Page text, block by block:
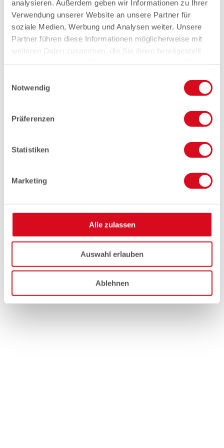
analysieren. Außerdem geben wir Informationen zu Ihrer
Verwendung unserer Website an unsere Partner für
soziale Medien, Werbung und Analysen weiter. Unsere
Partner führen diese Informationen möglicherweise mit
weiteren Daten zusammen, die Sie ihnen bereitgestellt
Notwendig
Präferenzen
Statistiken
Marketing
Alle zulassen
Auswahl erlauben
Ablehnen